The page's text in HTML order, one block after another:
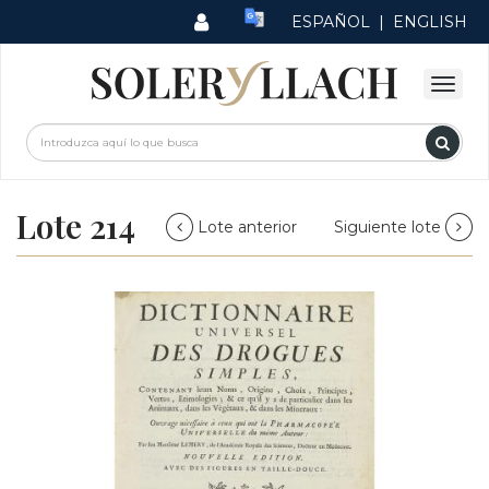
ESPAÑOL | ENGLISH
Lote 214 Lote anterior Siguiente lote